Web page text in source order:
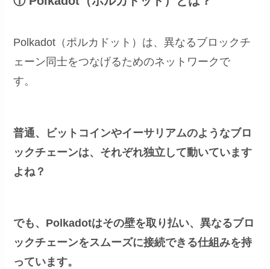
Polkadot（ポルカドット）は、異なるブロックチ
ェーン同士をつなげるためのネットワークで
す。
普通、ビットコインやイーサリアムのようなブロ
ックチェーンは、それぞれ独立して動いています
よね？
でも、Polkadotはその壁を取り払い、異なるブロ
ックチェーンをスムーズに接続できる仕組みを持
っています。